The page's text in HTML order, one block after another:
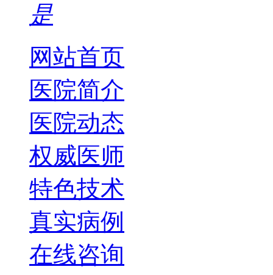
是
网站首页
医院简介
医院动态
权威医师
特色技术
真实病例
在线咨询